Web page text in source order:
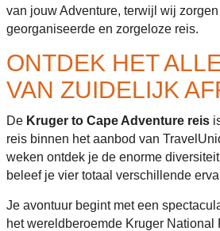
van jouw Adventure, terwijl wij
georganiseerde en zorgeloze reis.
ONTDEK HET
VAN ZUIDELIJK
De Kruger to Cape Adventure reis
reis binnen het aanbod van
weken ontdek je de enorme
beleef je vier totaal verschillende
Je avontuur begint met een
het wereldberoemde Kruger National